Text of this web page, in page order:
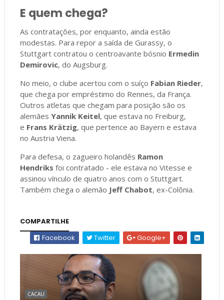
E quem chega?
As contratações, por enquanto, ainda estão
modestas. Para repor a saída de Gurassy, o
Stuttgart contratou o centroavante bósnio Ermedin
Demirovic, do Augsburg.
No meio, o clube acertou com o suíço Fabian Rieder,
que chega por empréstimo do Rennes, da França.
Outros atletas que chegam para posição são os
alemães Yannik Keitel, que estava no Freiburg,
e Frans Krätzig, que pertence ao Bayern e estava
no Austria Viena.
Para defesa, o zagueiro holandês Ramon
Hendriks foi contratado - ele estava no Vitesse e
assinou vínculo de quatro anos com o Stuttgart.
Também chega o alemão Jeff Chabot, ex-Colônia.
COMPARTILHE
Facebook
Twitter Google+
CACAU